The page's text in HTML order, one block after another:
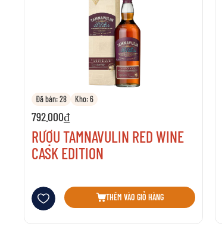
Đã bán: 28 Kho: 6
792.000₫
RƯỢU TAMNAVULIN RED WINE
CASK EDITION
Thêm vào danh sách yêu thích
THÊM VÀO GIỎ HÀNG